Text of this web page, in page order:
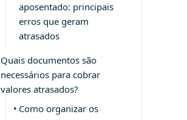
aposentado: principais
erros que geram
atrasados
Quais documentos são
necessários para cobrar
valores atrasados?
Como organizar os